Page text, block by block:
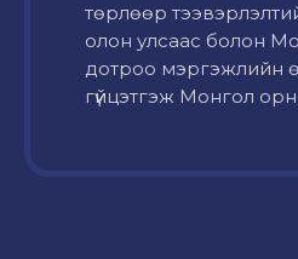
төрлөөр
олон улсаас болон
дотроо мэргэжлийн
гүйцэтгэж Монгол